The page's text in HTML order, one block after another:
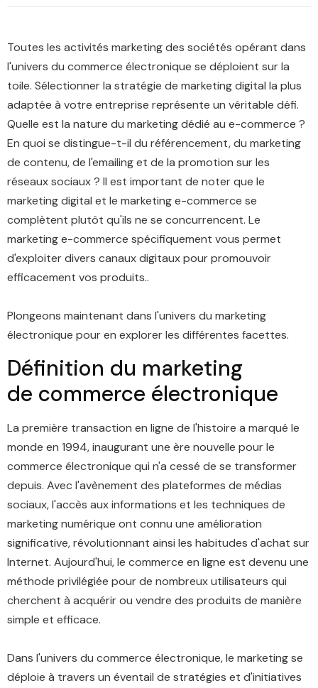
Toutes les activités marketing des sociétés opérant dans
l'univers du commerce électronique se déploient sur la
toile. Sélectionner la stratégie de marketing digital la plus
adaptée à votre entreprise représente un véritable défi.
Quelle est la nature du marketing dédié au e-commerce ?
En quoi se distingue-t-il du référencement, du marketing
de contenu, de l'emailing et de la promotion sur les
réseaux sociaux ? Il est important de noter que le
marketing digital et le marketing e-commerce se
complètent plutôt qu'ils ne se concurrencent. Le
marketing e-commerce spécifiquement vous permet
d'exploiter divers canaux digitaux pour promouvoir
efficacement vos produits..
Plongeons maintenant dans l'univers du marketing
électronique pour en explorer les différentes facettes.
Définition du marketing
de commerce électronique
La première transaction en ligne de l'histoire a marqué le
monde en 1994, inaugurant une ère nouvelle pour le
commerce électronique qui n'a cessé de se transformer
depuis. Avec l'avènement des plateformes de médias
sociaux, l'accès aux informations et les techniques de
marketing numérique ont connu une amélioration
significative, révolutionnant ainsi les habitudes d'achat sur
Internet. Aujourd'hui, le commerce en ligne est devenu une
méthode privilégiée pour de nombreux utilisateurs qui
cherchent à acquérir ou vendre des produits de manière
simple et efficace.
Dans l'univers du commerce électronique, le marketing se
déploie à travers un éventail de stratégies et d'initiatives